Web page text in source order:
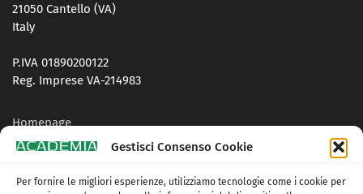
Gestisci Consenso Cookie
Per fornire le migliori esperienze, utilizziamo tecnologie come i cookie per
21050 Cantello (VA)
Italy
P.IVA 01890200122
Reg. Imprese VA-214983
Homepage
Privacy Policy